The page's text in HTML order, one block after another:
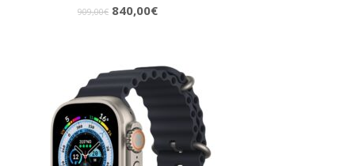
909,00€ Il
era:
909,00€.
840,00€Il
è:
840,00€.